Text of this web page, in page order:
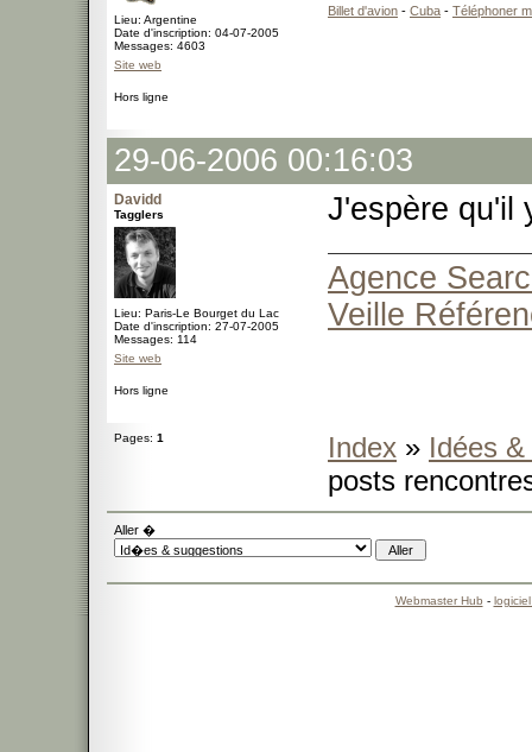
Lieu: Argentine
Date d'inscription: 04-07-2005
Messages: 4603
Site web
Billet d'avion - Cuba - Téléphoner
Hors ligne
29-06-2006 00:16:03
Davidd
Tagglers
Lieu: Paris-Le Bourget du Lac
Date d'inscription: 27-07-2005
Messages: 114
Site web
J'espère qu'il
Agence
Veille
Hors ligne
Pages: 1 Index » Idées
posts
Aller �
Webmaster Hub -